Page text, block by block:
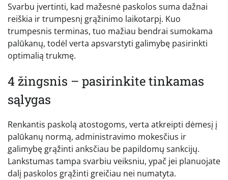
Svarbu įvertinti, kad mažesnė paskolos suma dažnai
reiškia ir trumpesnį grąžinimo laikotarpį. Kuo
trumpesnis terminas, tuo mažiau bendrai sumokama
palūkanų, todėl verta apsvarstyti galimybę pasirinkti
optimalią trukmę.
4 žingsnis – pasirinkite tinkamas
sąlygas
Renkantis paskolą atostogoms, verta atkreipti dėmesį į
palūkanų normą, administravimo mokesčius ir
galimybę grąžinti anksčiau be papildomų sankcijų.
Lankstumas tampa svarbiu veiksniu, ypač jei planuojate
dalį paskolos grąžinti greičiau nei numatyta.